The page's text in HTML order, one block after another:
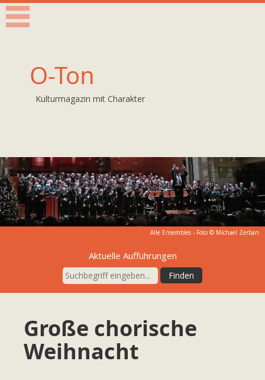
O-Ton
Kulturmagazin mit Charakter
Alle Ensembles - Foto © Michael Zerban
Aktuelle Aufführungen
Große chorische
Weihnacht